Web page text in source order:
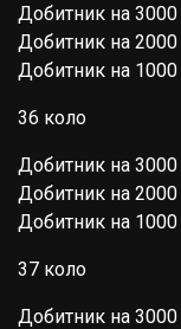
Добитник на
Добитник на
Добитник на
36 коло
Добитник на
Добитник на
Добитник на
37 коло
Добитник на